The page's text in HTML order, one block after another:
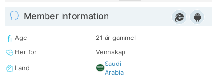
Member information
Age
21 år gammel
Her for
Vennskap
Land
Saudi-
Arabia